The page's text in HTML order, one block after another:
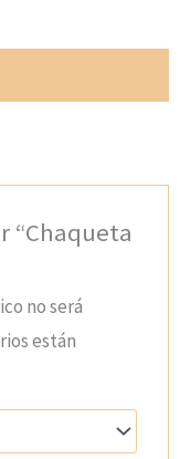
“Chaqueta
no será
están